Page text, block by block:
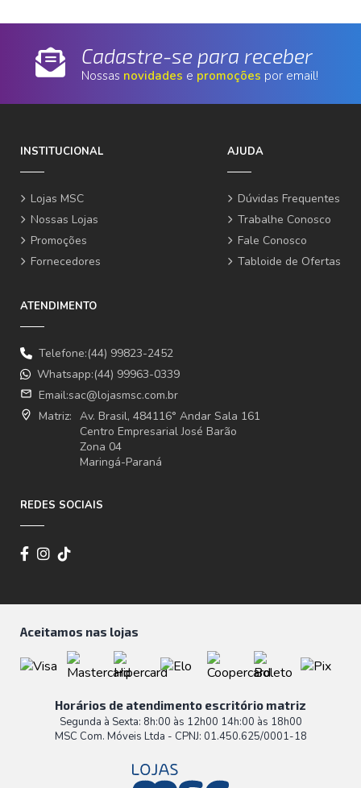
Cadastre-se para receber
Nossas novidades e promoções por email!
INSTITUCIONAL
Lojas MSC
Nossas Lojas
Promoções
Fornecedores
AJUDA
Dúvidas Frequentes
Trabalhe Conosco
Fale Conosco
Tabloide de Ofertas
ATENDIMENTO
Telefone:(44) 99823-2452
Whatsapp:(44) 99963-0339
email Email:sac@lojasmsc.com.br
where_to_vote Matriz: Av. Brasil, 484116° Andar Sala 161
Centro Empresarial José Barão
Zona 04
Maringá-Paraná
REDES SOCIAIS
Aceitamos nas lojas
Horários de atendimento escritório matriz
Segunda à Sexta: 8h:00 às 12h00 14h:00 às 18h00
MSC Com. Móveis Ltda - CPNJ: 01.450.625/0001-18